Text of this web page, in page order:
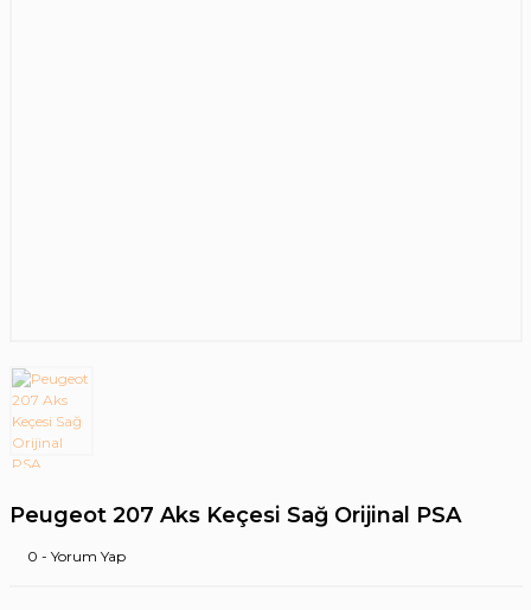
Peugeot 207 Aks Keçesi Sağ Orijinal PSA
0 - Yorum Yap